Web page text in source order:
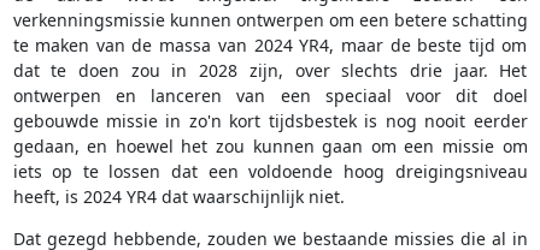
verkenningsmissie kunnen ontwerpen om een betere schatting
te maken van de massa van 2024 YR4, maar de beste tijd om
dat te doen zou in 2028 zijn, over slechts drie jaar. Het
ontwerpen en lanceren van een speciaal voor dit doel
gebouwde missie in zo'n kort tijdsbestek is nog nooit eerder
gedaan, en hoewel het zou kunnen gaan om een missie om
iets op te lossen dat een voldoende hoog dreigingsniveau
heeft, is 2024 YR4 dat waarschijnlijk niet.
Dat gezegd hebbende, zouden we bestaande missies die al in